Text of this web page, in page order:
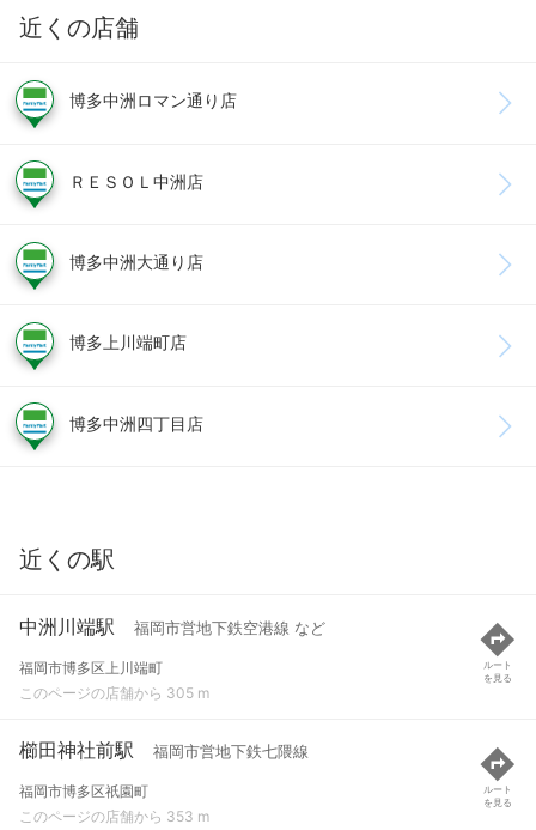
近くの店舗
博多中洲ロマン通り店
ＲＥＳＯＬ中洲店
博多中洲大通り店
博多上川端町店
博多中洲四丁目店
近くの駅
中洲川端駅 福岡市営地下鉄空港線 など
福岡市博多区上川端町
このページの店舗から 305 m
ルート
を見る
櫛田神社前駅 福岡市営地下鉄七隈線
福岡市博多区祇園町
このページの店舗から 353 m
ルート
を見る